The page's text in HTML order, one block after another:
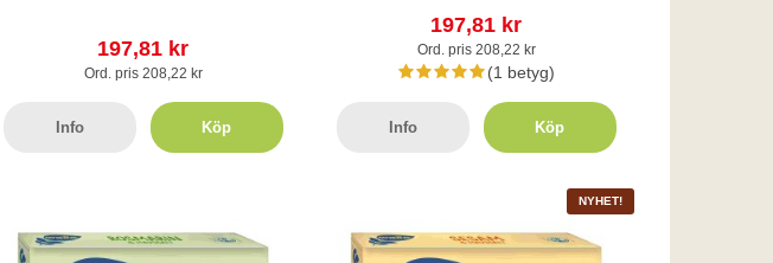
197,81 kr
Ord. pris 208,22 kr
Info Köp
197,81 kr
Ord. pris 208,22 kr
(1 betyg)
Info Köp
NYHET!